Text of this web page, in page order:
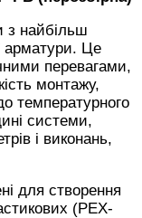
з найбільш
арматури. Це
перевагами,
монтажу,
температурного
системи,
і виконань,
для створення
(PEX-